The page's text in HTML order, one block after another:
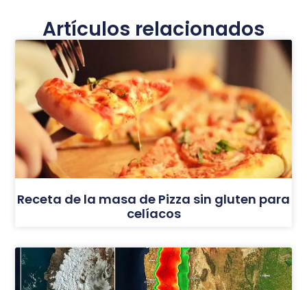
Artículos relacionados
Receta de la masa de Pizza sin gluten para
celíacos